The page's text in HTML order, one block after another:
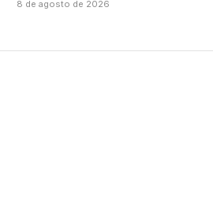
8 de agosto de 2026